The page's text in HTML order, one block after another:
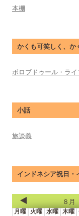
本棚
かくも可笑しく、か
ボロブドゥール・ライ
小話
旅談義
インドネシア祝日・
８月
月曜 火曜 水曜 木曜